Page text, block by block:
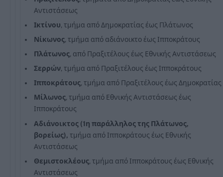
Αντιστάσεως
Ικτίνου, τμήμα από Δημοκρατίας έως Πλάτωνος
Νίκωνος, τμήμα από αδιάνοικτο έως Ιπποκράτους
Πλάτωνος, από Πραξιτέλους έως Εθνικής Αντιστάσεως
Σερρών, τμήμα από Πραξιτέλους έως Ιπποκράτους
Ιπποκράτους, τμήμα από Πραξιτέλους έως Δημοκρατίας
Μίλωνος, τμήμα από Εθνικής Αντιστάσεως έως
Ιπποκράτους
Αδιάνοικτος (1η παράλληλος της Πλάτωνος,
βορείως), τμήμα από Ιπποκράτους έως Εθνικής
Αντιστάσεως
Θεμιστοκλέους, τμήμα από Ιπποκράτους έως Εθνικής
Αντιστάσεως